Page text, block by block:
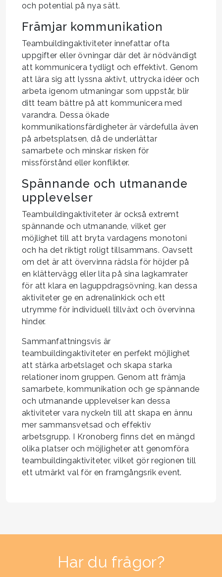
och potential på nya sätt.
Främjar kommunikation
Teambuildingaktiviteter innefattar ofta
uppgifter eller övningar där det är nödvändigt
att kommunicera tydligt och effektivt. Genom
att lära sig att lyssna aktivt, uttrycka idéer och
arbeta igenom utmaningar som uppstår, blir
ditt team bättre på att kommunicera med
varandra. Dessa ökade
kommunikationsfärdigheter är värdefulla även
på arbetsplatsen, då de underlättar
samarbete och minskar risken för
missförstånd eller konflikter.
Spännande och utmanande
upplevelser
Teambuildingaktiviteter är också extremt
spännande och utmanande, vilket ger
möjlighet till att bryta vardagens monotoni
och ha det riktigt roligt tillsammans. Oavsett
om det är att övervinna rädsla för höjder på
en klättervägg eller lita på sina lagkamrater
för att klara en laguppdragsövning, kan dessa
aktiviteter ge en adrenalinkick och ett
utrymme för individuell tillväxt och övervinna
hinder.
Sammanfattningsvis är
teambuildingaktiviteter en perfekt möjlighet
att stärka arbetslaget och skapa starka
relationer inom gruppen. Genom att främja
samarbete, kommunikation och ge spännande
och utmanande upplevelser kan dessa
aktiviteter vara nyckeln till att skapa en ännu
mer sammansvetsad och effektiv
arbetsgrupp. I Kronoberg finns det en mängd
olika platser och möjligheter att genomföra
teambuildingaktiviteter, vilket gör regionen till
ett utmärkt val för en framgångsrik event.
Har du frågor?